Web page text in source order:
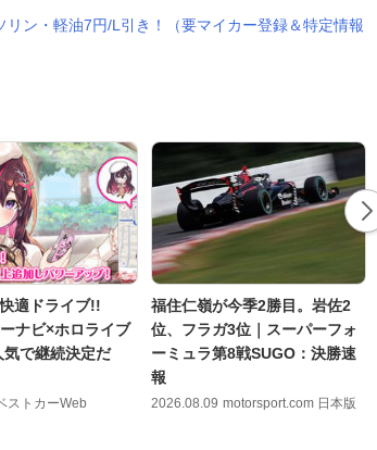
リン・軽油7円/L引き！（要マイカー登録＆特定情報
適ドライブ!!
ナビ×ホロライブ
で継続決定だ
ストカーWeb
福住仁嶺が今季2勝目。岩佐2
位、フラガ3位｜スーパーフォ
ーミュラ第8戦SUGO：決勝速
報
2026.08.09 motorsport.com 日本版